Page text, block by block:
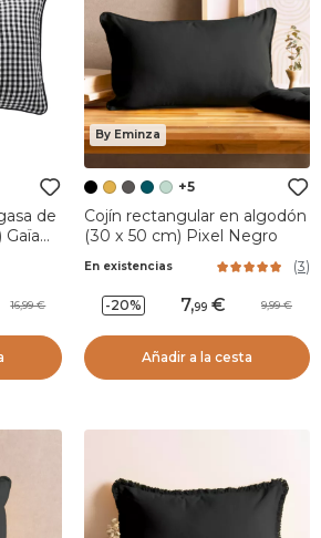
de
16,99
By Eminza
+5
Cojín rectangular en algodón
(30 x 50 cm) Pixel Negro
En existencias (3)
-20% 7,99 9,99
Añadir a la cesta